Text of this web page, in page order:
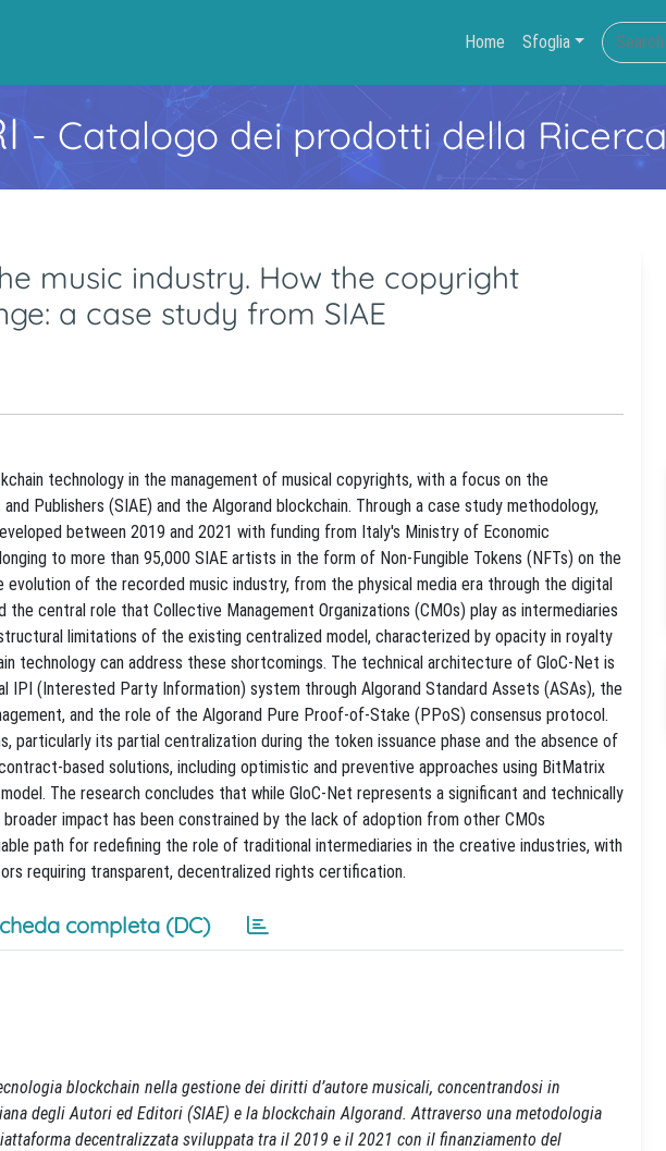
Home Sfoglia
- Catalogo dei prodotti della Ricerca
music industry. How the copyright
a case study from SIAE
technology in the management of musical copyrights, with a focus on the
Publishers (SIAE) and the Algorand blockchain. Through a case study methodology,
between 2019 and 2021 with funding from Italy's Ministry of Economic
to more than 95,000 SIAE artists in the form of Non-Fungible Tokens (NFTs) on the
of the recorded music industry, from the physical media era through the digital
central role that Collective Management Organizations (CMOs) play as intermediaries
limitations of the existing centralized model, characterized by opacity in royalty
technology can address these shortcomings. The technical architecture of GloC-Net is
IPI (Interested Party Information) system through Algorand Standard Assets (ASAs), the
and the role of the Algorand Pure Proof-of-Stake (PPoS) consensus protocol.
particularly its partial centralization during the token issuance phase and the absence of
based solutions, including optimistic and preventive approaches using BitMatrix
The research concludes that while GloC-Net represents a significant and technically
impact has been constrained by the lack of adoption from other CMOs
path for redefining the role of traditional intermediaries in the creative industries, with
requiring transparent, decentralized rights certification.
completa (DC)
blockchain nella gestione dei diritti d’autore musicali, concentrandosi in
degli Autori ed Editori (SIAE) e la blockchain Algorand. Attraverso una metodologia
decentralizzata sviluppata tra il 2019 e il 2021 con il finanziamento del